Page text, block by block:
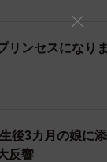
リンセスになり
後3カ月の娘に
反響